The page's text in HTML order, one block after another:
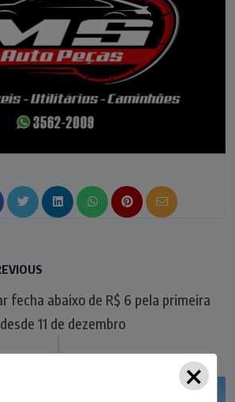
fecha abaixo de R$ 6 pela primeira
11 de dezembro
×